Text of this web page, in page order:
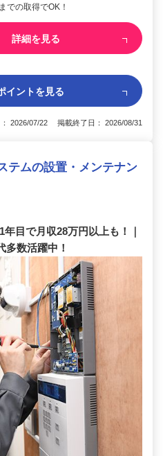
での取得でOK！
詳細を見る
イントを見る
： 2026/07/22 掲載終了日： 2026/08/31
テムの設置・メンテナン
目で月収28万円以上も！｜
多数活躍中！